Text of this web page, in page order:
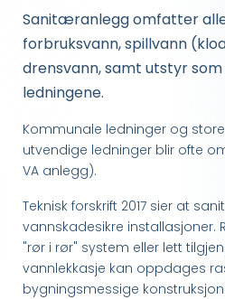
Sanitæranlegg omfatter
forbruksvann, spillvann
drensvann, samt utstyr
ledningene.
Kommunale ledninger og
utvendige ledninger blir ofte
VA anlegg).
Teknisk forskrift 2017 sier at
vannskadesikre installasjoner.
"rør i rør" system eller lett
vannlekkasje kan oppdages
bygningsmessige